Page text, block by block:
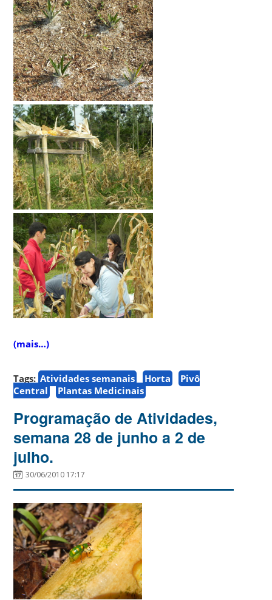
(mais…)
Tags: Atividades semanais Horta
Pivô
Central
Plantas Medicinais
Programação de Atividades,
semana 28 de junho a 2 de
julho.
30/06/2010 17:17